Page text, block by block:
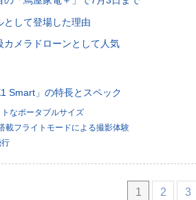
として登場した理由
カメラドローンとして人気
Smart」の特長とスペック
なポータブルサイズ
載フライトモードによる撮影体験
行
1 2 3